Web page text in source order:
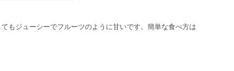
もジューシーでフルーツのように甘いです。簡単な食べ方は